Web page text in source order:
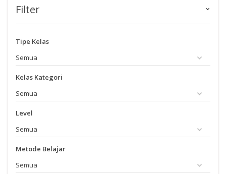
Filter
Tipe Kelas
Kelas Kategori
Level
Metode Belajar